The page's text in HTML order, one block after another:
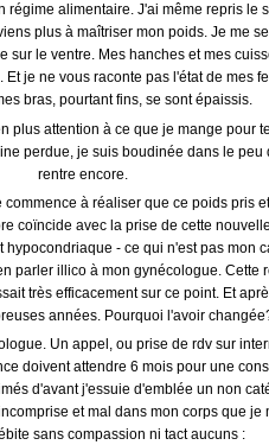
régime alimentaire. J'ai même repris le
plus à maîtriser mon poids. Je me
le ventre. Mes hanches et mes
je ne vous raconte pas l'état de mes
bras, pourtant fins, se sont épaissis.
plus attention à ce que je mange pour
perdue, je suis boudinée dans le
rentre encore.
à réaliser que ce poids pris
coïncide avec la prise de cette
- ce qui n'est pas mon
parler illico à mon gynécologue. Cette
très efficacement sur ce point. Et
années. Pourquoi l'avoir
Un appel, ou prise de rdv sur
doivent attendre 6 mois pour une
d'avant j'essuie d'emblée un non
et mal dans mon corps que je
sans compassion ni tact aucuns :